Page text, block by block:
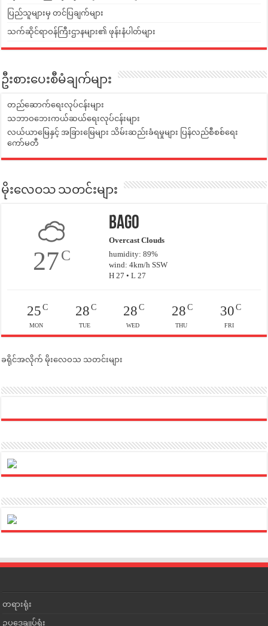
ပြည်သူများမှ တင်ပြချက်များ
သက်ဆိုင်ရာဝန်ကြီးဌာနများ၏ ဖုန်းနံပါတ်များ
ဦးစားပေးစီမံချက်များ
တည်ဆောက်ရေးလုပ်ငန်းများ
သဘာဝဘေးကယ်ဆယ်ရေးလုပ်ငန်းများ
လယ်ယာမြေနှင့် အခြားမြေများ သိမ်းဆည်းခံရမှုများ ပြန်လည်စီစစ်ရေး
ကော်မတီ
မိုးလေဝသ သတင်းများ
27C
Bago
Overcast Clouds
humidity: 89%
wind: 4km/h SSW
H 27 • L 27
25C
MON
28C
TUE
28 C
WED
28C
THU
30C
FRI
ခရိုင်အလိုက် မိုးလေဝသ သတင်းများ
တရားရုံး
ဥပဒေချုပ်ရုံး